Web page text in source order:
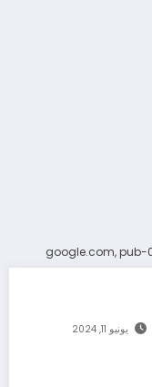
google.com, pub-
يونيو 11, 2024